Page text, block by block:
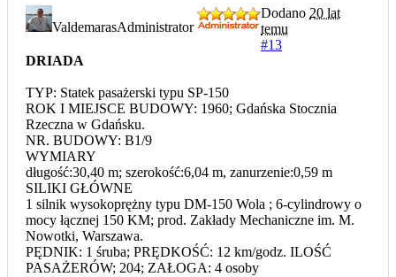
ValdemarasAdministrator
Dodano 20 lat
temu
#13
DRIADA
TYP: Statek pasażerski typu SP-150
ROK I MIEJSCE BUDOWY: 1960; Gdańska Stocznia
Rzeczna w Gdańsku.
NR. BUDOWY: B1/9
WYMIARY
długość:30,40 m; szerokość:6,04 m, zanurzenie:0,59 m
SILIKI GŁÓWNE
1 silnik wysokoprężny typu DM-150 Wola ; 6-cylindrowy o
mocy łącznej 150 KM; prod. Zakłady Mechaniczne im. M.
Nowotki, Warszawa.
PĘDNIK: 1 śruba; PRĘDKOŚĆ: 12 km/godz. ILOŚĆ
PASAŻERÓW; 204; ZAŁOGA: 4 osoby